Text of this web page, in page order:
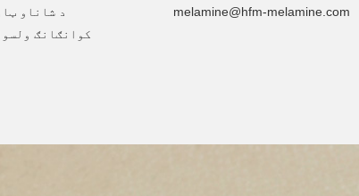
د شاناو
کوانګانګ
melamine@hfm-melamine.com